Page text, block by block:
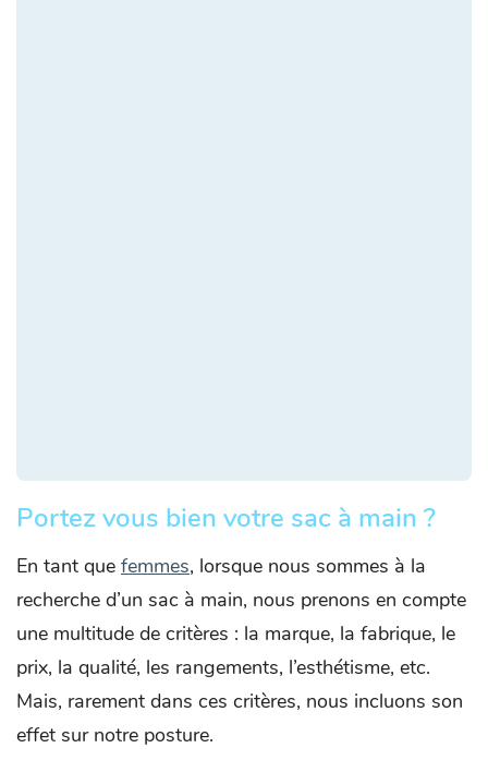
Portez vous bien votre sac à main ?
En tant que femmes, lorsque nous sommes à la
recherche d’un sac à main, nous prenons en compte
une multitude de critères : la marque, la fabrique, le
prix, la qualité, les rangements, l’esthétisme, etc.
Mais, rarement dans ces critères, nous incluons son
effet sur notre posture.